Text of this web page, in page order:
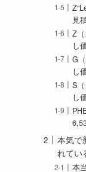
見
Z
し
G
し
S
し
本気で
れてい
本